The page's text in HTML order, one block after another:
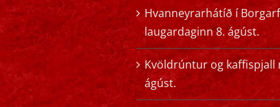
Hvanneyrarhátíð í
laugardaginn 8. ágúst.
Kvöldrúntur og kaffispjall
ágúst.